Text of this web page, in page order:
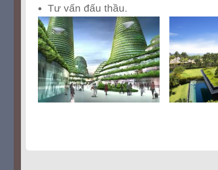
Tư vấn đấu thầu.
replique cartier replique audemars piguet